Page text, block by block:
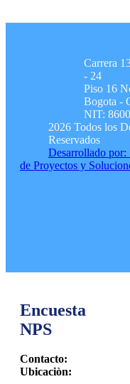
Carrera
- 24
Piso 16
Bogota -
NIT:
2026 Todos los
Reservados
Desarrollado
de Proyectos y
Encuesta
NPS
Contacto:
Ubicaciòn: